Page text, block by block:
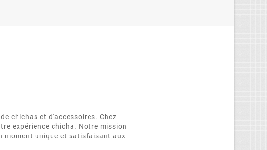
chichas et d'accessoires. Chez
expérience chicha. Notre mission
unique et satisfaisant aux